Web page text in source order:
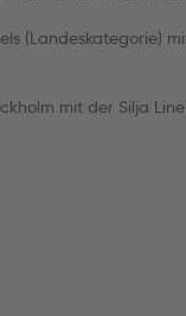
(Landeskategorie)
mit der Silja